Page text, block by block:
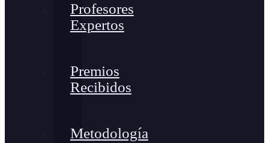
Profesores
Expertos
Premios
Recibidos
Metodología